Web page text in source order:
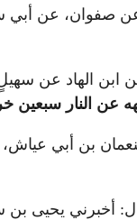
صفوان، عن
عن ابن الهاد
عن النار سبعين
بن أبي
قال: أخبرني